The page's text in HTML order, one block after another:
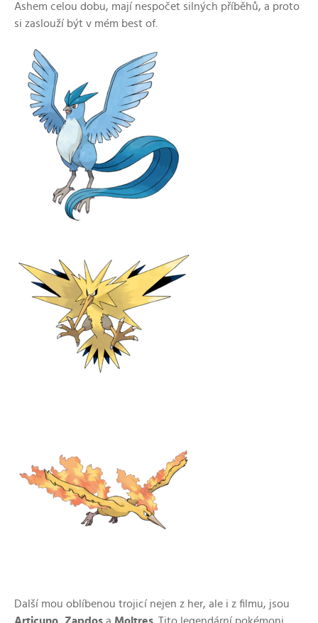
Ashem celou dobu, mají nespočet silných příběhů, a proto
si zaslouží být v mém best of.
Další mou oblíbenou trojicí nejen z her, ale i z filmu, jsou